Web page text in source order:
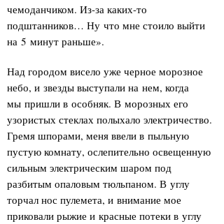
чемоданчиком. Из-за каких-то
подштанников… Ну что мне стоило выйти
на 5 минут раньше».
Над городом висело уже черное морозное
небо, и звезды выступали на нем, когда
мы пришли в особняк. В морозных его
узористых стеклах полыхало электричество.
Гремя шпорами, меня ввели в пыльную
пустую комнату, ослепительно освещенную
сильным электрическим шаром под
разбитым опаловым тюльпаном. В углу
торчал нос пулемета, и внимание мое
приковали рыжие и красные потеки в углу